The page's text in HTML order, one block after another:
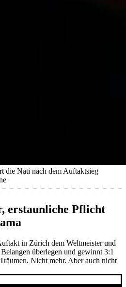
die Nati nach dem Auftaktsieg
erstaunliche Pflicht
in Zürich dem Weltmeister und
überlegen und gewinnt 3:1
Nicht mehr. Aber auch nicht